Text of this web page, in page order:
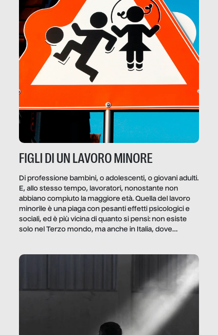
FIGLI DI UN LAVORO MINORE
Di professione bambini, o adolescenti, o giovani adulti.
E, allo stesso tempo, lavoratori, nonostante non
abbiano compiuto la maggiore età. Quella del lavoro
minorile è una piaga con pesanti effetti psicologici e
sociali, ed è più vicina di quanto si pensi: non esiste
solo nel Terzo mondo, ma anche in Italia, dove